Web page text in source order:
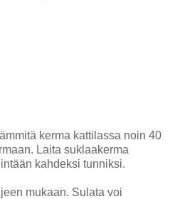
kerma kattilassa noin 40
Laita suklaakerma
kahdeksi tunniksi.
mukaan. Sulata voi